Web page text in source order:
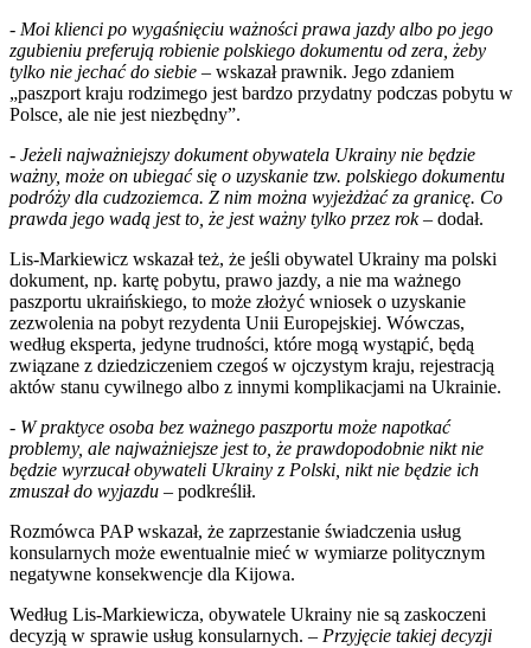
- Moi klienci po wygaśnięciu ważności prawa jazdy albo po jego
zgubieniu preferują robienie polskiego dokumentu od zera, żeby
tylko nie jechać do siebie – wskazał prawnik. Jego zdaniem
„paszport kraju rodzimego jest bardzo przydatny podczas pobytu w
Polsce, ale nie jest niezbędny”.
- Jeżeli najważniejszy dokument obywatela Ukrainy nie będzie
ważny, może on ubiegać się o uzyskanie tzw. polskiego dokumentu
podróży dla cudzoziemca. Z nim można wyjeżdżać za granicę. Co
prawda jego wadą jest to, że jest ważny tylko przez rok– dodał.
Lis-Markiewicz wskazał też, że jeśli obywatel Ukrainy ma polski
dokument, np. kartę pobytu, prawo jazdy, a nie ma ważnego
paszportu ukraińskiego, to może złożyć wniosek o uzyskanie
zezwolenia na pobyt rezydenta Unii Europejskiej. Wówczas,
według eksperta, jedyne trudności, które mogą wystąpić, będą
związane z dziedziczeniem czegoś w ojczystym kraju, rejestracją
aktów stanu cywilnego albo z innymi komplikacjami na Ukrainie.
- W praktyce osoba bez ważnego paszportu może napotkać
problemy, ale najważniejsze jest to, że prawdopodobnie nikt nie
będzie wyrzucał obywateli Ukrainy z Polski, nikt nie będzie ich
zmuszał do wyjazdu – podkreślił.
Rozmówca PAP wskazał, że zaprzestanie świadczenia usług
konsularnych może ewentualnie mieć w wymiarze politycznym
negatywne konsekwencje dla Kijowa.
Według Lis-Markiewicza, obywatele Ukrainy nie są zaskoczeni
decyzją w sprawie usług konsularnych. – Przyjęcie takiej decyzji